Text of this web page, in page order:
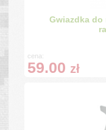
Gwiazdka do
cena:
59.00 zł